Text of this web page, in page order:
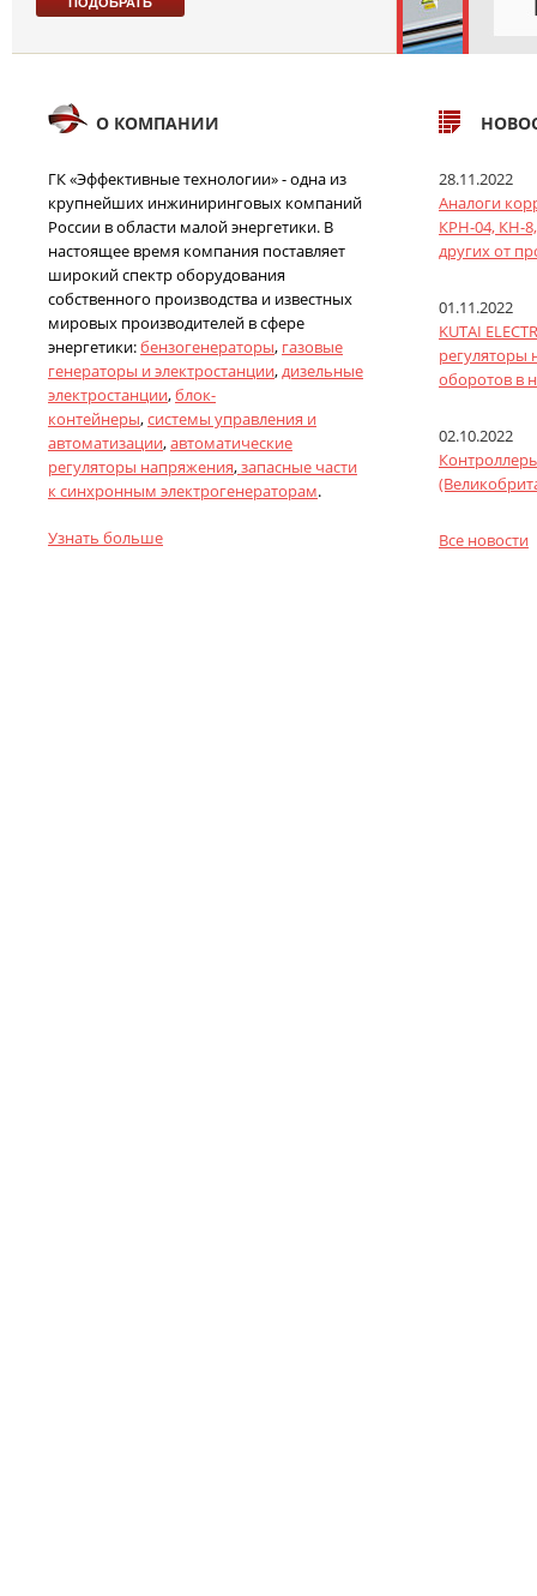
О КОМПАНИИ
ГК «Эффективные технологии» - одна из
крупнейших инжиниринговых компаний
России в области малой энергетики. В
настоящее время компания поставляет
широкий спектр оборудования
собственного производства и известных
мировых производителей в сфере
энергетики:бензогенераторы, газовые
генераторы и электростанции,дизельные
электростанции,блок-
контейнеры,системы управления и
автоматизации,автоматические
регуляторы напряжения,запасные части
к синхронным электрогенераторам.
Узнать больше
28.11.2022
Аналоги
КРН-04, КН-
других от
01.11.2022
KUTAI
регуляторы
оборотов в
02.10.2022
Все новости